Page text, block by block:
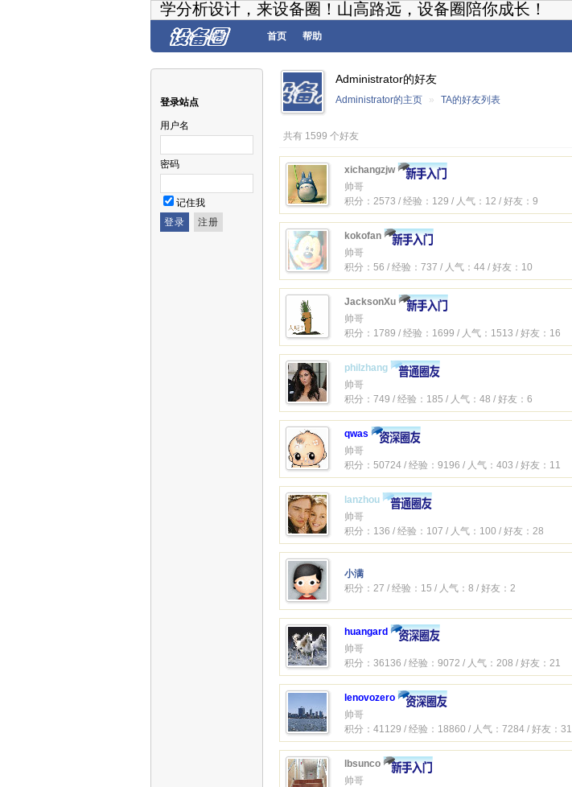
学分析设计，来设备圈！山高路远，设备圈陪你成长！
首页 帮助
登录站点
用户名
密码
记住我
Administrator的好友
Administrator的主页 » TA的好友列表
共有 1599 个好友
xichangzjw
帅哥
积分：2573 / 经验：129 / 人气：12 / 好友：9
kokofan
帅哥
积分：56 / 经验：737 / 人气：44 / 好友：10
JacksonXu
帅哥
积分：1789 / 经验：1699 / 人气：1513 / 好友：16
philzhang
帅哥
积分：749 / 经验：185 / 人气：48 / 好友：6
qwas
帅哥
积分：50724 / 经验：9196 / 人气：403 / 好友：11
lanzhou
帅哥
积分：136 / 经验：107 / 人气：100 / 好友：28
小满
积分：27 / 经验：15 / 人气：8 / 好友：2
huangard
帅哥
积分：36136 / 经验：9072 / 人气：208 / 好友：21
lenovozero
帅哥
积分：41129 / 经验：18860 / 人气：7284 / 好友：31
lbsunco
帅哥